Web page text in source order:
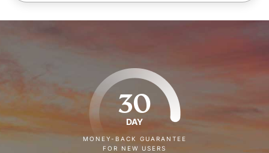
30
DAY
MONEY-BACK GUARANTEE
FOR NEW USERS